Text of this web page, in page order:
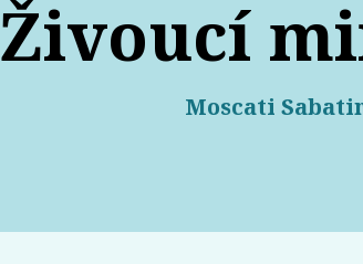
Živoucí
Moscati